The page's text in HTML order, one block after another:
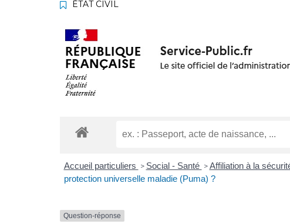
ÉTAT CIVIL
Accueil particuliers > Social - Santé > Affiliation à la
protection universelle maladie (Puma) ?
Question-réponse